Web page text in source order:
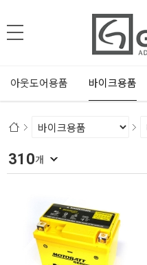
아웃도어용품 바이크용품
310개